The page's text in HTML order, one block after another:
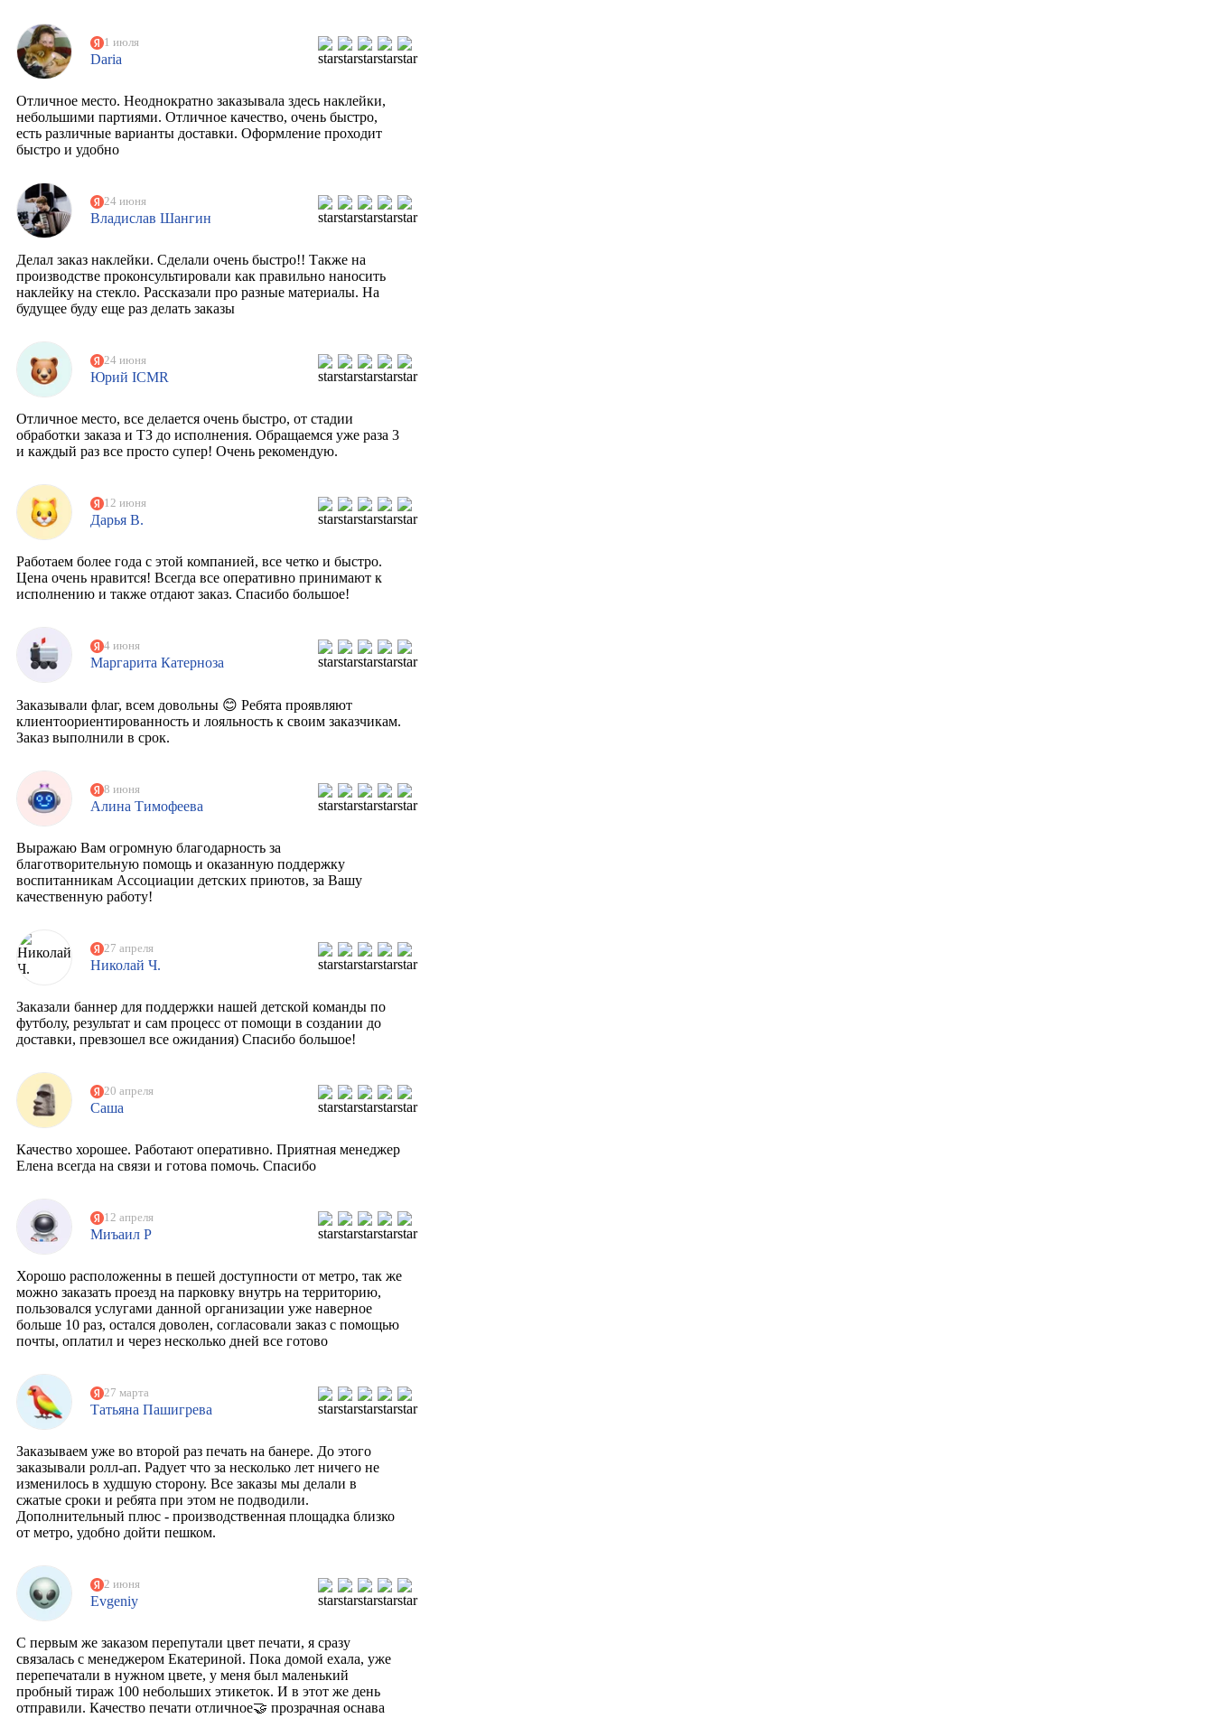
1 июля
Daria
Отличное место. Неоднократно заказывала здесь наклейки,
небольшими партиями. Отличное качество, очень быстро,
есть различные варианты доставки. Оформление проходит
быстро и удобно
24 июня
Владислав Шангин
Делал заказ наклейки. Сделали очень быстро!! Также на
производстве проконсультировали как правильно наносить
наклейку на стекло. Рассказали про разные материалы. На
будущее буду еще раз делать заказы
24 июня
Юрий ICMR
Отличное место, все делается очень быстро, от стадии
обработки заказа и ТЗ до исполнения. Обращаемся уже раза 3
и каждый раз все просто супер! Очень рекомендую.
12 июня
Дарья В.
Работаем более года с этой компанией, все четко и быстро.
Цена очень нравится! Всегда все оперативно принимают к
исполнению и также отдают заказ. Спасибо большое!
4 июня
Маргарита Катерноза
Заказывали флаг, всем довольны 😊 Ребята проявляют
клиентоориентированность и лояльность к своим заказчикам.
Заказ выполнили в срок.
8 июня
Алина Тимофеева
Выражаю Вам огромную благодарность за
благотворительную помощь и оказанную поддержку
воспитанникам Ассоциации детских приютов, за Вашу
качественную работу!
27 апреля
Николай Ч.
Заказали баннер для поддержки нашей детской команды по
футболу, результат и сам процесс от помощи в создании до
доставки, превзошел все ожидания) Спасибо большое!
20 апреля
Саша
Качество хорошее. Работают оперативно. Приятная менеджер
Елена всегда на связи и готова помочь. Спасибо
12 апреля
Миъаил Р
Хорошо расположенны в пешей доступности от метро, так же
можно заказать проезд на парковку внутрь на территорию,
пользовался услугами данной организации уже наверное
больше 10 раз, остался доволен, согласовали заказ с помощью
почты, оплатил и через несколько дней все готово
27 марта
Татьяна Пашигрева
Заказываем уже во второй раз печать на банере. До этого
заказывали ролл-ап. Радует что за несколько лет ничего не
изменилось в худшую сторону. Все заказы мы делали в
сжатые сроки и ребята при этом не подводили.
Дополнительный плюс - производственная площадка близко
от метро, удобно дойти пешком.
2 июня
Evgeniy
С первым же заказом перепутали цвет печати, я сразу
связалась с менеджером Екатериной. Пока домой ехала, уже
перепечатали в нужном цвете, у меня был маленький
пробный тираж 100 небольших этикеток. И в этот же день
отправили. Качество печати отличное🤝 прозрачная оснава